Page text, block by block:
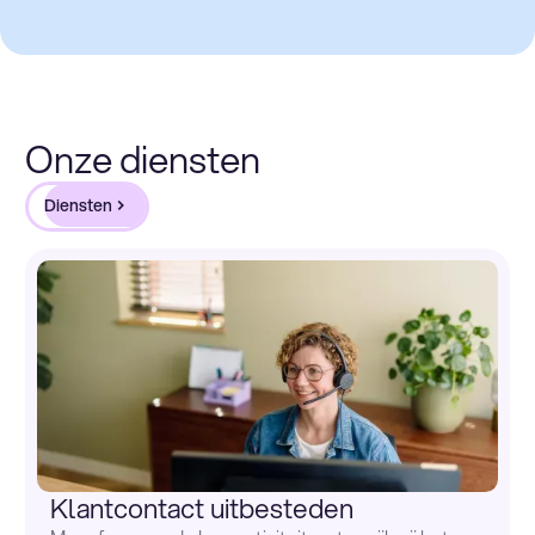
Onze diensten
Diensten
Klantcontact uitbesteden